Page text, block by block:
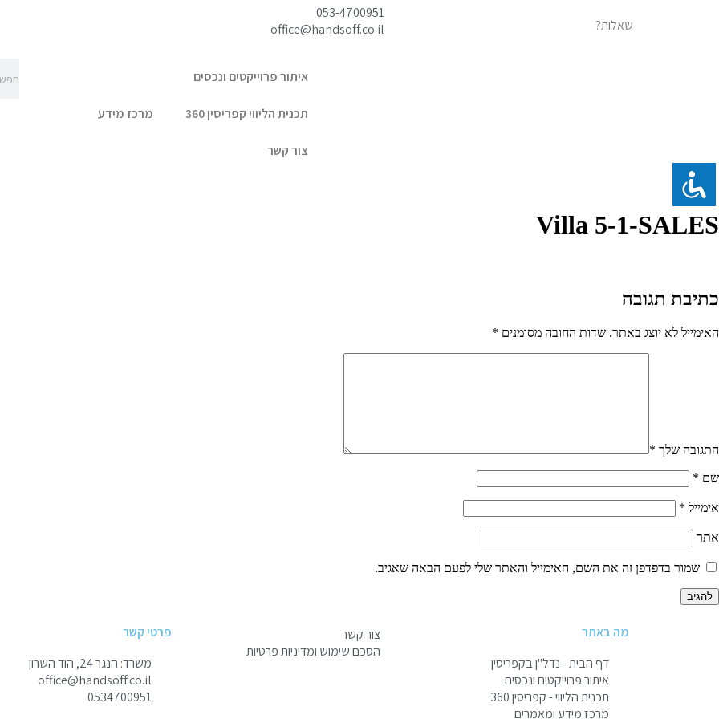
שאלות?
053-4700951
office@handsoff.co.il
איתור פרוייקטים ונכסים
תכנית הליווי קפריסין 360 מרכז מידע
צור קשר
Villa 5-1-SALES
כתיבת תגובה
האימייל לא יוצג באתר. שדות החובה מסומנים *
התגובה שלך *
שם *
אימייל *
אתר
שמור בדפדפן זה את השם, האימייל והאתר שלי לפעם הבאה שאגיב.
מה באתר
דף הבית - נדל"ן בקפריסין
איתור פרוייקטים ונכסים
תכנית הליווי - קפריסין 360
מרכז מידע ומאמרים
צור קשר
הסכם שימוש ומדיניות פרטיות
פרטי קשר
משרד: הנגר 24, הוד השרון
office@handsoff.co.il
0534700951